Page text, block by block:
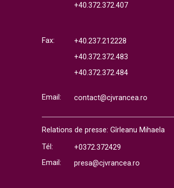
+40.372.372.407
Fax:
+40.237.212228
+40.372.372.483
+40.372.372.484
Email: contact@cjvrancea.ro
Relations de presse: Gîrleanu Mihaela
Tél:
+0372.372429
Email:
presa@cjvrancea.ro